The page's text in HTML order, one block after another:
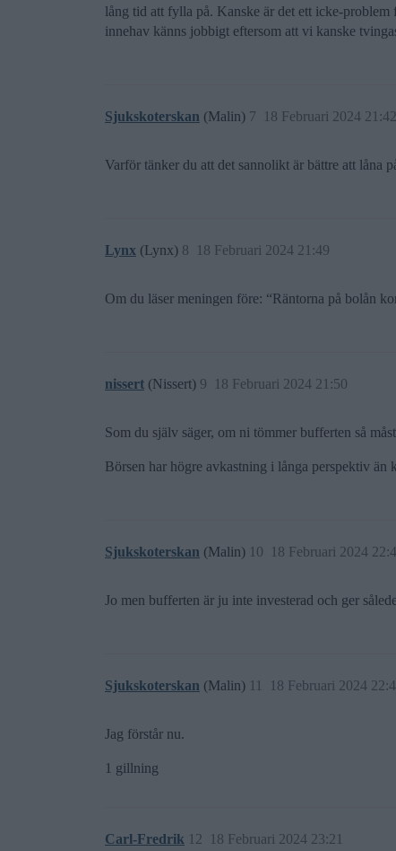
lång tid att fylla på. Kanske är det ett icke-
innehav känns jobbigt eftersom att vi kanske
Sjukskoterskan (Malin) 18 Februari 2024 21:42
7
Varför tänker du att det sannolikt är bättre att låna
Lynx (Lynx) 18 Februari 2024 21:49
8
Om du läser meningen före: “Räntorna på bolån
nissert (Nissert) 18 Februari 2024 21:50
9
Som du själv säger, om ni tömmer bufferten så
Börsen har högre avkastning i långa perspektiv
Sjukskoterskan (Malin) 18 Februari 2024
10
Jo men bufferten är ju inte investerad och ger
Sjukskoterskan (Malin) 18 Februari 2024
11
Jag förstår nu.
1 gillning
Carl-Fredrik 18 Februari 2024 23:21
12